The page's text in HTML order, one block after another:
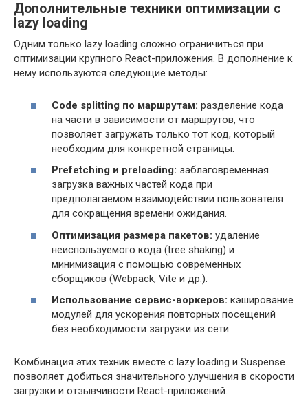
Дополнительные техники оптимизации с
lazy loading
Одним только lazy loading сложно ограничиться при
оптимизации крупного React-приложения. В дополнение к
нему используются следующие методы:
Code splitting по маршрутам: разделение кода
на части в зависимости от маршрутов, что
позволяет загружать только тот код, который
необходим для конкретной страницы.
Prefetching и preloading: заблаговременная
загрузка важных частей кода при
предполагаемом взаимодействии пользователя
для сокращения времени ожидания.
Оптимизация размера пакетов: удаление
неиспользуемого кода (tree shaking) и
минимизация с помощью современных
сборщиков (Webpack, Vite и др.).
Использование сервис-воркеров: кэширование
модулей для ускорения повторных посещений
без необходимости загрузки из сети.
Комбинация этих техник вместе с lazy loading и Suspense
позволяет добиться значительного улучшения в скорости
загрузки и отзывчивости React-приложений.